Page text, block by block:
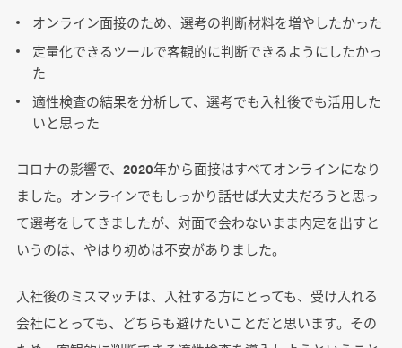
オンライン面接のため、選考の判断材料を増やしたかった
定量化できるツールで客観的に判断できるようにしたかっ
た
適性検査の結果を分析して、選考でも入社後でも活用した
いと思った
コロナの影響で、2020年から面接はすべてオンラインになり
ました。オンラインでもしっかり話せば大丈夫だろうと思っ
て選考をしてきましたが、対面で会わないまま内定を出すと
いうのは、やはり初めは不安がありました。
入社後のミスマッチは、入社する方にとっても、受け入れる
会社にとっても、どちらも避けたいことだと思います。その